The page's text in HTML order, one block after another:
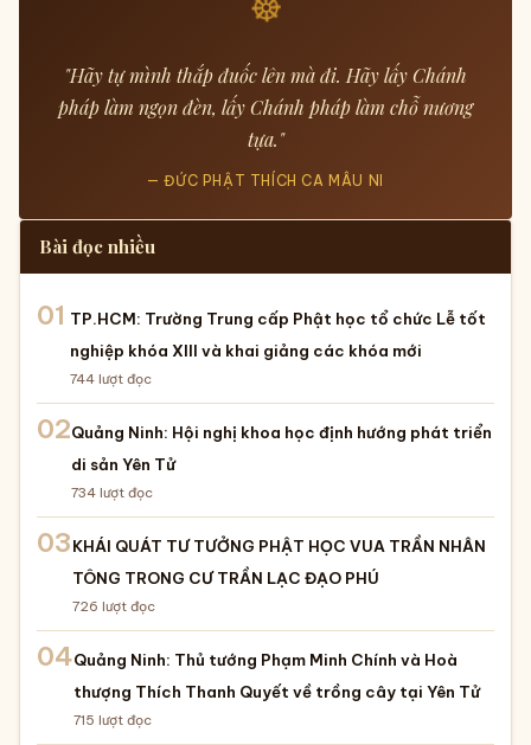
"Hãy tự mình thắp đuốc lên mà đi. Hãy lấy Chánh
pháp làm ngọn đèn, lấy Chánh pháp làm chỗ nương
tựa."
— ĐỨC PHẬT THÍCH CA MÂU NI
Bài đọc nhiều
01 TP.HCM: Trường Trung cấp Phật học tổ chức Lễ tốt
nghiệp khóa XIII và khai giảng các khóa mới
744 lượt đọc
02Quảng Ninh: Hội nghị khoa học định hướng phát triển
di sản Yên Tử
734 lượt đọc
03KHÁI QUÁT TƯ TƯỞNG PHẬT HỌC VUA TRẦN NHÂN
TÔNG TRONG CƯ TRẦN LẠC ĐẠO PHÚ
726 lượt đọc
04Quảng Ninh: Thủ tướng Phạm Minh Chính và Hoà
thượng Thích Thanh Quyết về trồng cây tại Yên Tử
715 lượt đọc